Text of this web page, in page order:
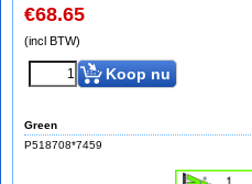
€68.65
(incl BTW)
Koop nu
Green
P518708*7459